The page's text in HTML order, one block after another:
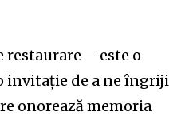
– este o
invitație de a ne îngriji
onorează memoria